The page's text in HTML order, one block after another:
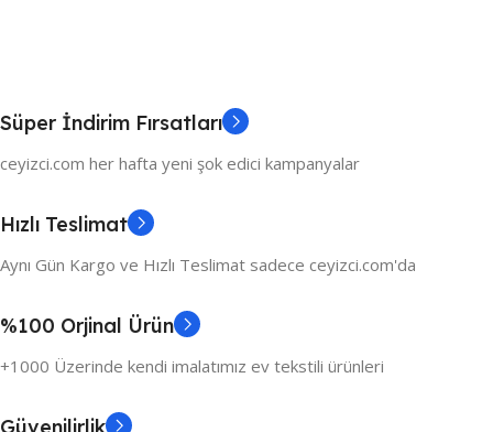
Süper İndirim Fırsatları
ceyizci.com her hafta yeni şok edici kampanyalar
Hızlı Teslimat
Aynı Gün Kargo ve Hızlı Teslimat sadece ceyizci.com'da
%100 Orjinal Ürün
+1000 Üzerinde kendi imalatımız ev tekstili ürünleri
Güvenilirlik